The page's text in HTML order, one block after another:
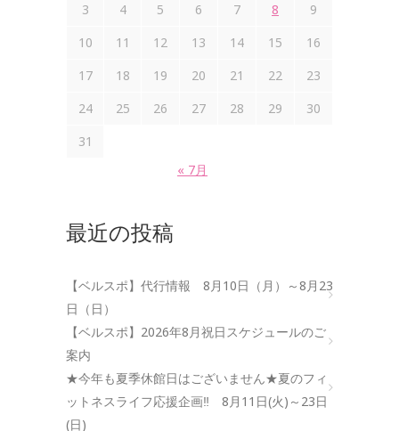
3
4 5 6 7 8
9
10
11 12 13 14 15
16
17
18 19 20 21 22
23
24
25 26 27 28 29
30
31
« 7月
最近の投稿
【ベルスポ】代行情報 8月10日（月）～8月23
日（日）
【ベルスポ】2026年8月祝日スケジュールのご
案内
★今年も夏季休館日はございません★夏のフィ
ットネスライフ応援企画‼ 8月11日(火)～23日
(日)